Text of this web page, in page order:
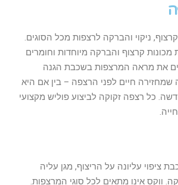
ניקוי והברקה לרצפות מכל הסוגים.
קרצוף והברקה מיוחדות וחומרים
את מראה המרצפות בשכבת הגנה
שמחזירה חיים לפני הרצפה – בין אם היא
כל רצפה זקוקה לביצוע פוליש מקצועי
ציפוי עליונה על הריצוף, מגן עליה
ווקס אינו מתאים לכל סוגי המרצפות.